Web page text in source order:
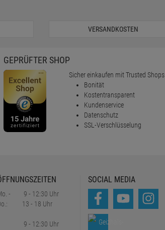
VERSANDKOSTEN
GEPRÜFTER SHOP
Sicher einkaufen mit Trusted Shops
Bonität
Kostentransparent
Kundenservice
Datenschutz
SSL-Verschlüsselung
-
9 - 12:30 Uhr
13 - 18 Uhr
9 - 12:30 Uhr
SOCIAL MEDIA